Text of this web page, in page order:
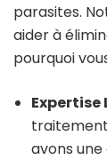
parasites.
aider à
pourquoi
Expertise
traitement
avons